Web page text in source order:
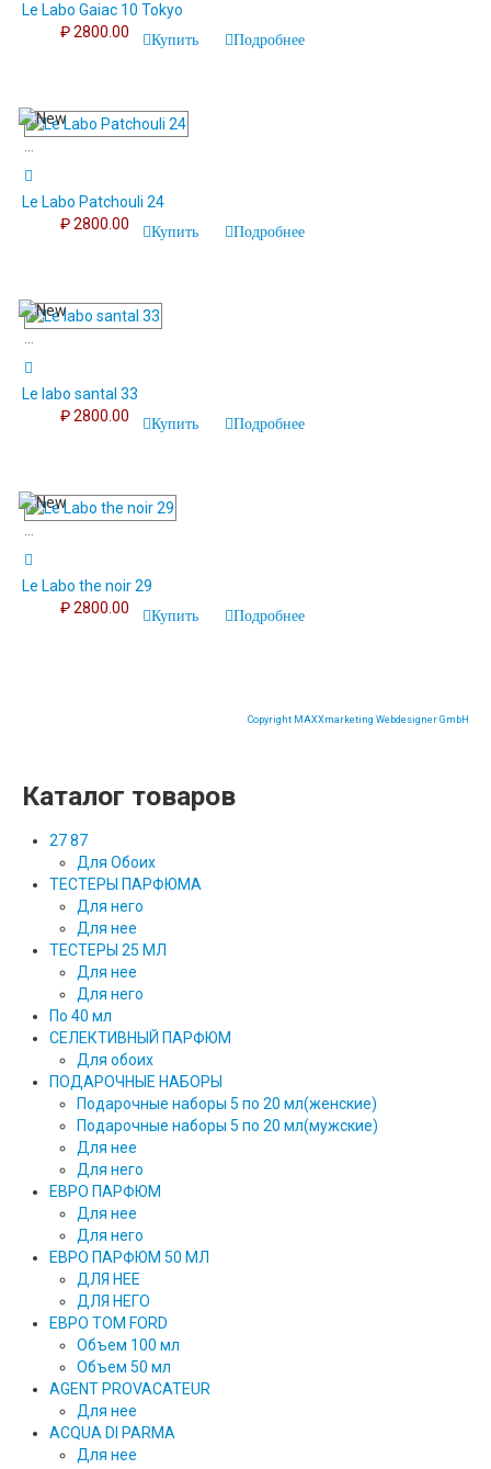
Le Labo Gaiac 10 Tokyo
₽ 2800.00
Купить Подробнее
...
Le Labo Patchouli 24
₽ 2800.00
Купить Подробнее
...
Le labo santal 33
₽ 2800.00
Купить Подробнее
...
Le Labo the noir 29
₽ 2800.00
Купить Подробнее
Copyright MAXXmarketing Webdesigner GmbH
Каталог товаров
27 87
Для Обоих
ТЕСТЕРЫ ПАРФЮМА
Для него
Для нее
ТЕСТЕРЫ 25 МЛ
Для нее
Для него
По 40 мл
СЕЛЕКТИВНЫЙ ПАРФЮМ
Для обоих
ПОДАРОЧНЫЕ НАБОРЫ
Подарочные наборы 5 по 20 мл(женские)
Подарочные наборы 5 по 20 мл(мужские)
Для нее
Для него
ЕВРО ПАРФЮМ
Для нее
Для него
ЕВРО ПАРФЮМ 50 МЛ
ДЛЯ НЕЕ
ДЛЯ НЕГО
ЕВРО TOM FORD
Объем 100 мл
Объем 50 мл
AGENT PROVACATEUR
Для нее
ACQUA DI PARMA
Для нее